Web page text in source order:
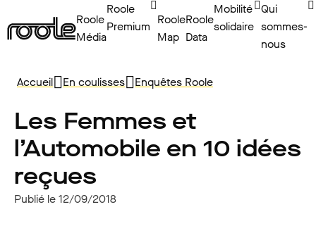
Roole
Média
Roole
Premium Roole
Map
Roole
Data
Mobilité
solidaire
Qui
sommes-
nous
Accueil En coulisses Enquêtes Roole
Les Femmes et
l’Automobile en 10 idées
reçues
Publié le 12/09/2018